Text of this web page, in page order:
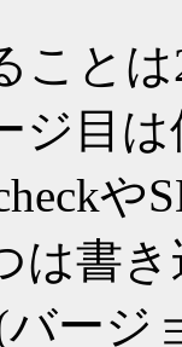
こと
ジ目
や
は書
バージ